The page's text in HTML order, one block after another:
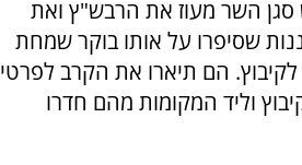
סגן השר מעוז את הרבש"ץ ואת
שסיפרו על אותו בוקר שמחת
הם תיארו את הקרב לפרטי
וליד המקומות מהם חדרו